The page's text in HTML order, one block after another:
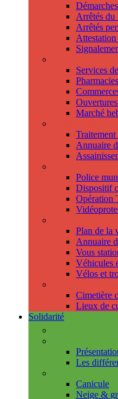
Arrêtés du
Arrêtés
Services
Marché
Traitement
Annuaire
Police
Dispositif
Opération
Plan de la
Annuaire
Vous
Véhicules
Vélos et
Cimetière
Lieux de
Solidarité
Les
Canicule
Neige &